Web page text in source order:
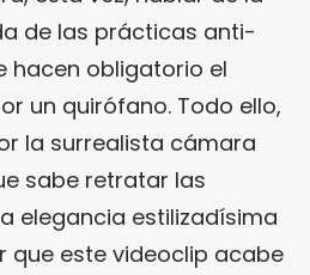
de las prácticas anti-
hacen obligatorio el
un quirófano. Todo ello,
la surrealista cámara
sabe retratar las
elegancia estilizadísima
que este videoclip acabe